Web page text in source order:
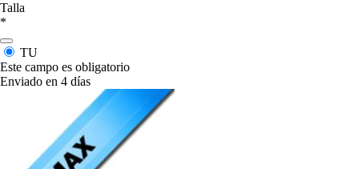
Talla
*
TU
Este campo es obligatorio
Enviado en 4 días